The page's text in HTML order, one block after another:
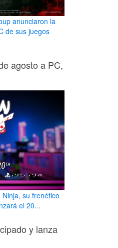
anunciaron la
de sus juegos
agosto a PC,
su frenético
el 20...
y lanza